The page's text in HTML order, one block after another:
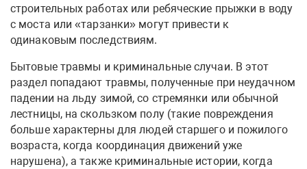
строительных работах или ребяческие прыжки в воду
с моста или «тарзанки» могут привести к
одинаковым последствиям.
Бытовые травмы и криминальные случаи. В этот
раздел попадают травмы, полученные при неудачном
падении на льду зимой, со стремянки или обычной
лестницы, на скользком полу (такие повреждения
больше характерны для людей старшего и пожилого
возраста, когда координация движений уже
нарушена), а также криминальные истории, когда